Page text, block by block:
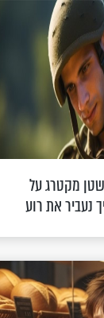
מקטרג על
נעביר את רוע